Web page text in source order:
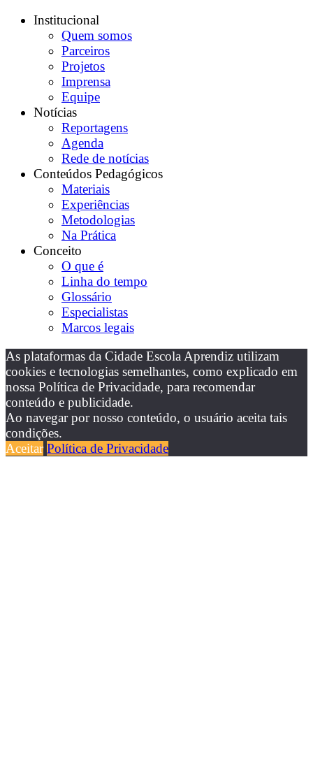
Institucional
Quem somos
Parceiros
Projetos
Imprensa
Equipe
Notícias
Reportagens
Agenda
Rede de notícias
Conteúdos Pedagógicos
Materiais
Experiências
Metodologias
Na Prática
Conceito
O que é
Linha do tempo
Glossário
Especialistas
Marcos legais
As plataformas da Cidade Escola Aprendiz utilizam
cookies e tecnologias semelhantes, como explicado em
nossa Política de Privacidade, para recomendar
conteúdo e publicidade.
Ao navegar por nosso conteúdo, o usuário aceita tais
condições.
Aceitar Política de Privacidade